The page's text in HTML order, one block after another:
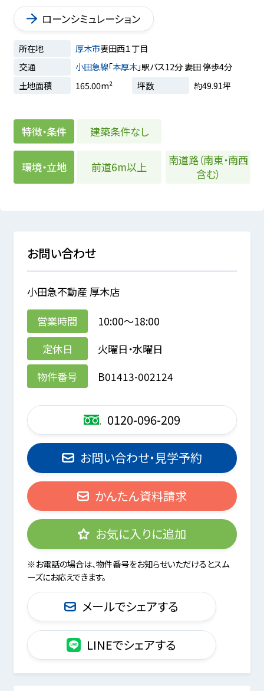
ローンシミュレーション
所在地 厚木市妻田西１丁目
交通
小田急線「本厚木」駅バス12分 妻田 停歩4分
土地面積
165.00m² 坪数 約49.91坪
特徴・条件 建築条件なし
環境・立地 前道6m以上
南道路（南東・南西
含む）
お問い合わせ
小田急不動産 厚木店
営業時間
10:00～18:00
定休日
火曜日・水曜日
物件番号
B01413-002124
0120-096-209
お問い合わせ・見学予約
かんたん資料請求
お気に入りに追加
※お電話の場合は、物件番号をお知らせいただけるとスム
ーズにお応えできます。
メールでシェアする
LINEでシェアする